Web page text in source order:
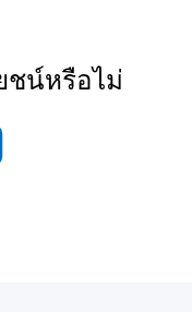
ชน์หรือไม่